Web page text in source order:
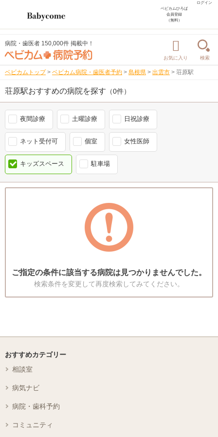
ログイン
ベビカムひろば
会員登録
（無料）
病院・歯医者 150,000件 掲載中！
お気に入り 検索
ベビカムトップ > ベビカム病院・歯医者予約 > 島根県 > 出雲市 > 荘原駅
荘原駅おすすめの病院を探す （0件）
夜間診療 土曜診療 日祝診療
ネット受付可 個室 女性医師
キッズスペース 駐車場
ご指定の条件に該当する病院は見つかりませんでした。
検索条件を変更して再度検索してみてください。
おすすめカテゴリー
相談室
病気ナビ
病院・歯科予約
コミュニティ